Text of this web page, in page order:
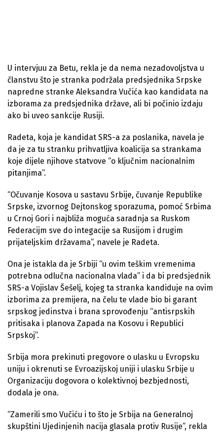
U intervjuu za Betu, rekla je da nema nezadovoljstva u
članstvu što je stranka podržala predsjednika Srpske
napredne stranke Aleksandra Vučića kao kandidata na
izborama za predsjednika države, ali bi počinio izdaju
ako bi uveo sankcije Rusiji.
Radeta, koja je kandidat SRS-a za poslanika, navela je
da je za tu stranku prihvatljiva koalicija sa strankama
koje dijele njihove statvove “o ključnim nacionalnim
pitanjima”.
“Očuvanje Кosova u sastavu Srbije, čuvanje Republike
Srpske, izvornog Dejtonskog sporazuma, pomoć Srbima
u Crnoj Gori i najbliža moguća saradnja sa Ruskom
Federacijm sve do integacije sa Rusijom i drugim
prijateljskim državama”, navele je Radeta.
Ona je istakla da je Srbiji “u ovim teškim vremenima
potrebna odlučna nacionalna vlada” i da bi predsjednik
SRS-a Vojislav Šešelj, kojeg ta stranka kandiduje na ovim
izborima za premijera, na čelu te vlade bio bi garant
srpskog jedinstva i brana sprovođenju “antisrpskih
pritisaka i planova Zapada na Kosovu i Republici
Srpskoj”.
Srbija mora prekinuti pregovore o ulasku u Evropsku
uniju i okrenuti se Evroazijskoj uniji i ulasku Srbije u
Organizaciju dogovora o kolektivnoj bezbjednosti,
dodala je ona.
“Zamerili smo Vučiću i to što je Srbija na Generalnoj
skupštini Ujedinjenih nacija glasala protiv Rusije”, rekla